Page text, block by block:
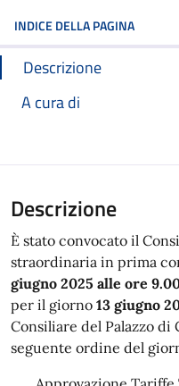
INDICE DELLA PAGINA
Descrizione
A cura di
Descrizione
È stato convocato il
straordinaria in prima
giugno 2025 alle ore
per il giorno 13 giugno
Consiliare del Palazzo
seguente ordine del